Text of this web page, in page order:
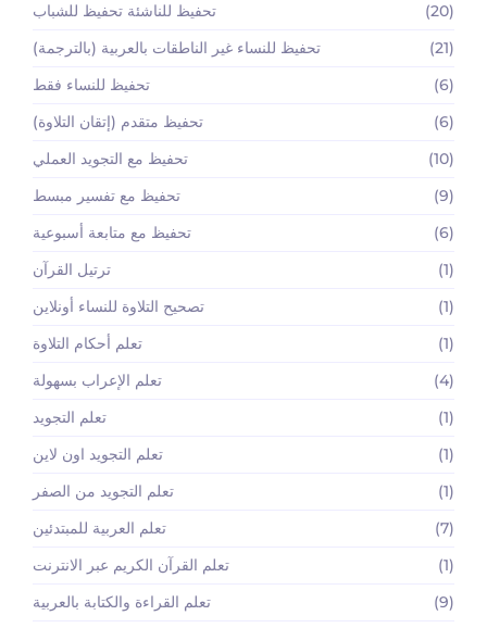
تحفيظ للناشئة تحفيظ للشباب
(20)
تحفيظ للنساء غير الناطقات بالعربية (بالترجمة)
(21)
تحفيظ للنساء فقط
(6)
تحفيظ متقدم (إتقان التلاوة)
(6)
تحفيظ مع التجويد العملي
(10)
تحفيظ مع تفسير مبسط
(9)
تحفيظ مع متابعة أسبوعية
(6)
ترتيل القرآن
(1)
تصحيح التلاوة للنساء أونلاين
(1)
تعلم أحكام التلاوة
(1)
تعلم الإعراب بسهولة
(4)
تعلم التجويد
(1)
تعلم التجويد اون لاين
(1)
تعلم التجويد من الصفر
(1)
تعلم العربية للمبتدئين
(7)
تعلم القرآن الكريم عبر الانترنت
(1)
تعلم القراءة والكتابة بالعربية
(9)